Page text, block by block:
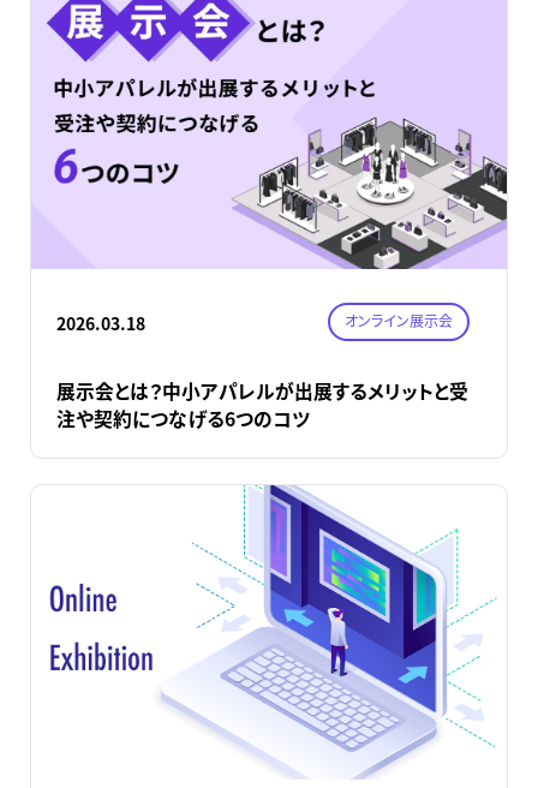
2026.03.18 オンライン展示会
展示会とは？中小アパレルが出展するメリットと受
注や契約につなげる6つのコツ